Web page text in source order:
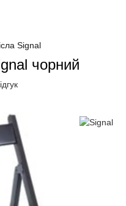
Signal
чорний